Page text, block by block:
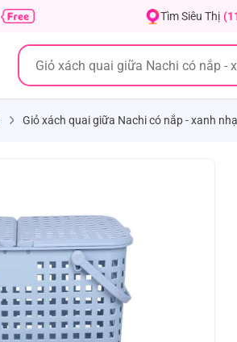
Tìm Siêu Thị
Giỏ xách quai giữa Nachi có nắp - xanh